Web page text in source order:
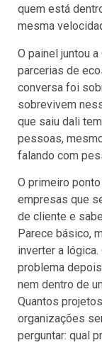
quem está
mesma
O painel juntou
parcerias de
conversa foi
sobrevivem
que saiu dali
pessoas,
falando com
O primeiro
empresas que
de cliente e
Parece básico,
inverter a
problema
nem dentro de
Quantos
organizações
perguntar: qual